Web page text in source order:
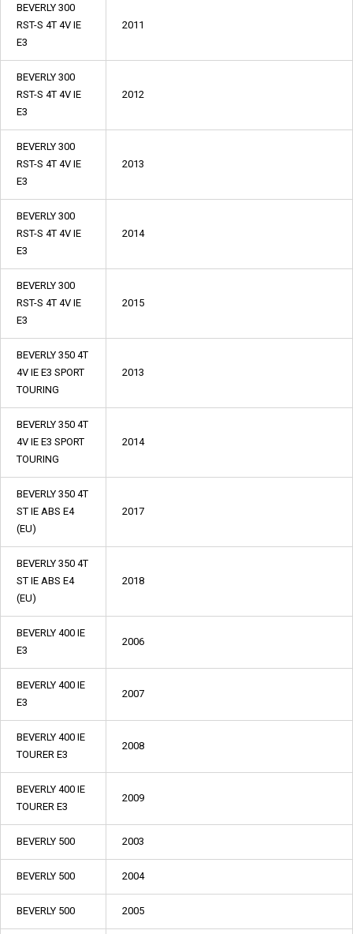
BEVERLY 300
RST-S 4T 4V IE
E3
2011
BEVERLY 300
RST-S 4T 4V IE
E3
2012
BEVERLY 300
RST-S 4T 4V IE
E3
2013
BEVERLY 300
RST-S 4T 4V IE
E3
2014
BEVERLY 300
RST-S 4T 4V IE
E3
2015
BEVERLY 350 4T
4V IE E3 SPORT
TOURING
2013
BEVERLY 350 4T
4V IE E3 SPORT
TOURING
2014
BEVERLY 350 4T
ST IE ABS E4
(EU)
2017
BEVERLY 350 4T
ST IE ABS E4
(EU)
2018
BEVERLY 400 IE
E3
2006
BEVERLY 400 IE
E3
2007
BEVERLY 400 IE
TOURER E3
2008
BEVERLY 400 IE
TOURER E3
2009
BEVERLY 500 2003
BEVERLY 500 2004
BEVERLY 500 2005